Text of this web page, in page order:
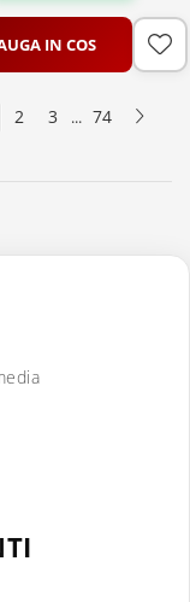
IN COS
2 3 ... 74